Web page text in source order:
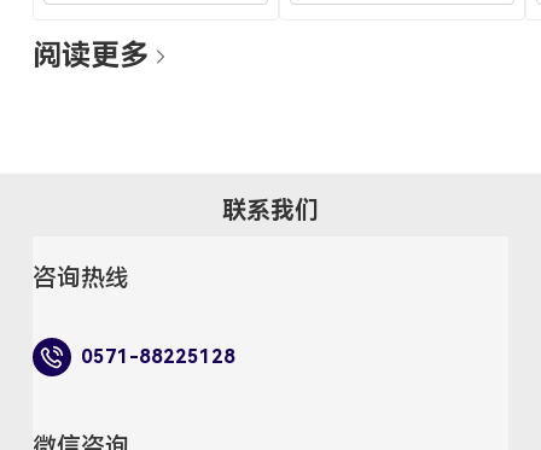
阅读更多
联系我们
咨询热线
0571-88225128